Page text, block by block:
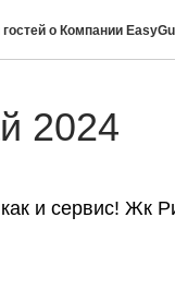
о Компании
2024
и сервис! Жк